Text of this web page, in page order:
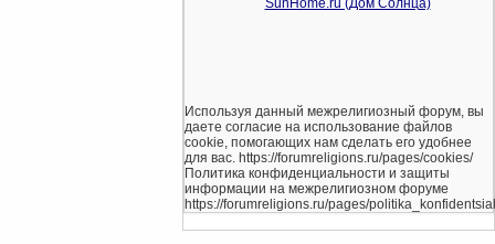
Используя данный межрелигиозный форум, вы
даете согласие на использование файлов
cookie, помогающих нам сделать его удобнее
для вас. https://forumreligions.ru/pages/cookies/
Политика конфиденциальности и защиты
информации на межрелигиозном форуме
https://forumreligions.ru/pages/